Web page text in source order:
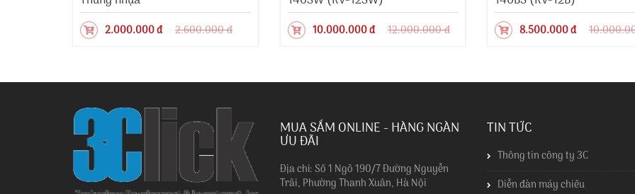
2.000.000 đ 2.600.000 đ 10.000.000 đ 12.000.000 đ 8.500.000 đ
MUA SẮM ONLINE - HÀNG NGÀN
ƯU ĐÃI
Địa chỉ: Số 1 Ngõ 190/7 Đường Nguyễn
Trãi, Phường Thanh Xuân, Hà Nội
TIN TỨC
Thông tin công ty 3C
Diễn đàn máy chiếu